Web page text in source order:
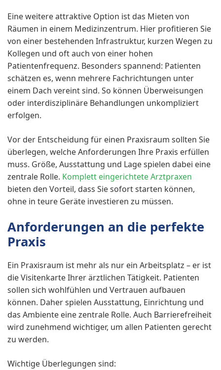
Eine weitere attraktive Option ist das Mieten von
Räumen in einem Medizinzentrum. Hier profitieren Sie
von einer bestehenden Infrastruktur, kurzen Wegen zu
Kollegen und oft auch von einer hohen
Patientenfrequenz. Besonders spannend: Patienten
schätzen es, wenn mehrere Fachrichtungen unter
einem Dach vereint sind. So können Überweisungen
oder interdisziplinäre Behandlungen unkompliziert
erfolgen.
Vor der Entscheidung für einen Praxisraum sollten Sie
überlegen, welche Anforderungen Ihre Praxis erfüllen
muss. Größe, Ausstattung und Lage spielen dabei eine
zentrale Rolle. Komplett eingerichtete Arztpraxen
bieten den Vorteil, dass Sie sofort starten können,
ohne in teure Geräte investieren zu müssen.
Anforderungen an die perfekte
Praxis
Ein Praxisraum ist mehr als nur ein Arbeitsplatz – er ist
die Visitenkarte Ihrer ärztlichen Tätigkeit. Patienten
sollen sich wohlfühlen und Vertrauen aufbauen
können. Daher spielen Ausstattung, Einrichtung und
das Ambiente eine zentrale Rolle. Auch Barrierefreiheit
wird zunehmend wichtiger, um allen Patienten gerecht
zu werden.
Wichtige Überlegungen sind: